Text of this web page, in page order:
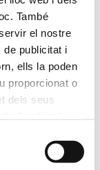
També
el nostre
de publicitat i
ells la poden
proporcionat o
dels seus